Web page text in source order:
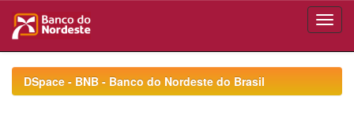
navigationDSpace - BNB - Banco do Nordeste do Brasil